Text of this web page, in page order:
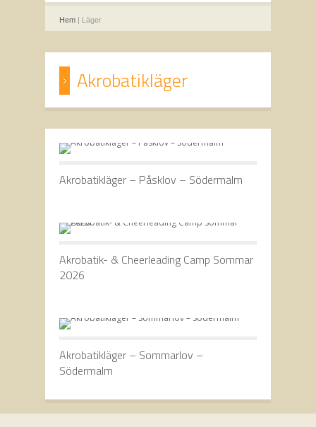
Hem | Läger
Akrobatikläger
Akrobatikläger – Påsklov – Södermalm
Akrobatik- & Cheerleading Camp Sommar
2026
Akrobatikläger – Sommarlov –
Södermalm